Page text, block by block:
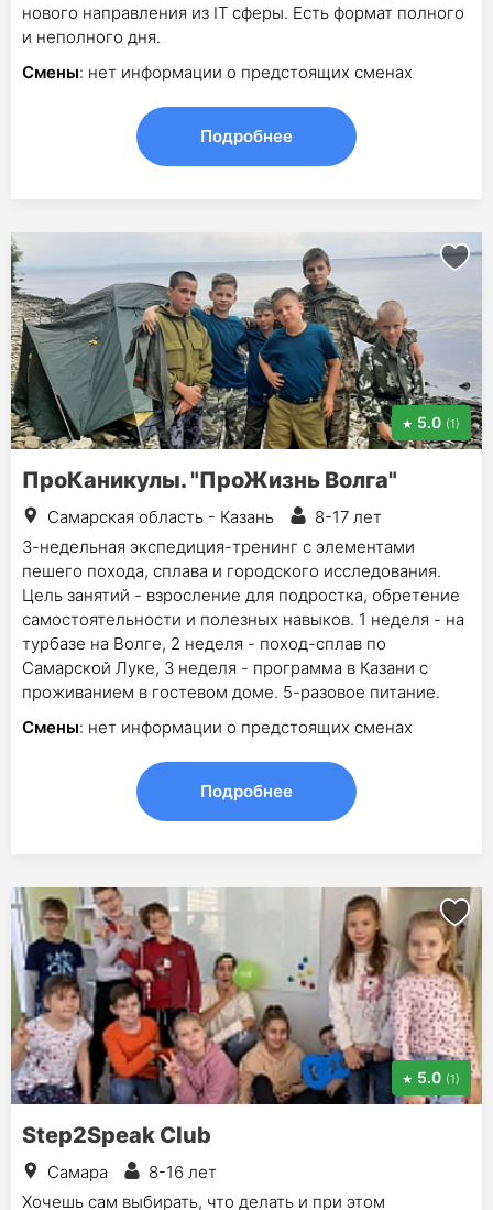
нового направления из IT сферы. Есть формат полного
и неполного дня.
Смены: нет информации о предстоящих сменах
Подробнее
5.0 (1)
ПроКаникулы. "ПроЖизнь Волга"
Самарская область - Казань
8-17 лет
3-недельная экспедиция-тренинг с элементами
пешего похода, сплава и городского исследования.
Цель занятий - взросление для подростка, обретение
самостоятельности и полезных навыков. 1 неделя - на
турбазе на Волге, 2 неделя - поход-сплав по
Самарской Луке, 3 неделя - программа в Казани с
проживанием в гостевом доме. 5-разовое питание.
Смены: нет информации о предстоящих сменах
Подробнее
5.0 (1)
Step2Speak Club
Самара
8-16 лет
Хочешь сам выбирать, что делать и при этом